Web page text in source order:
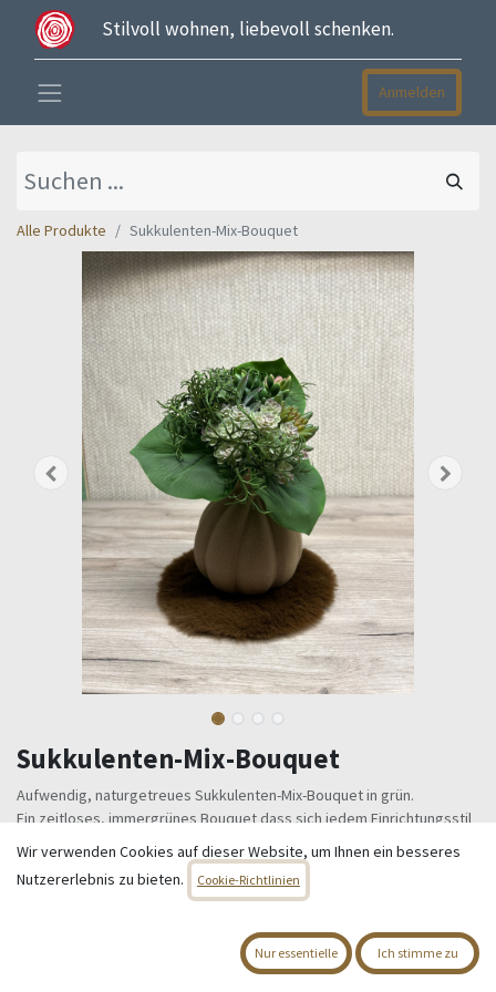
Stilvoll wohnen, liebevoll schenken.
Anmelden
Alle Produkte Sukkulenten-Mix-Bouquet
Sukkulenten-Mix-Bouquet
Aufwendig, naturgetreues Sukkulenten-Mix-Bouquet in grün.
Ein zeitloses, immergrünes Bouquet dass sich jedem Einrichtungsstil
anpasst.
Gesamtlänge ca. 24 cm
zzgl. Versandkosten
Wir verwenden Cookies auf dieser Website, um Ihnen ein besseres
Nutzererlebnis zu bieten.
Cookie-Richtlinien
Nur essentielle Ich stimme zu